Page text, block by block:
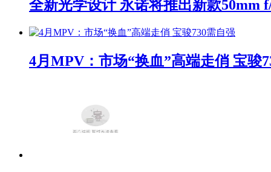
全新光学设计 永诺将推出新款50mm
4月MPV：市场“换血”高端走俏 宝骏